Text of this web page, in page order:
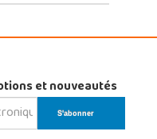
et nouveautés